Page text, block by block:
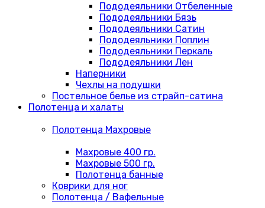
Пододеяльники Отбеленные
Пододеяльники Бязь
Пододеяльники Сатин
Пододеяльники Поплин
Пододеяльники Перкаль
Пододеяльники Лен
Наперники
Чехлы на подушки
Постельное белье из страйп-сатина
Полотенца и халаты
Полотенца Махровые
Махровые 400 гр.
Махровые 500 гр.
Полотенца банные
Коврики для ног
Полотенца / Вафельные